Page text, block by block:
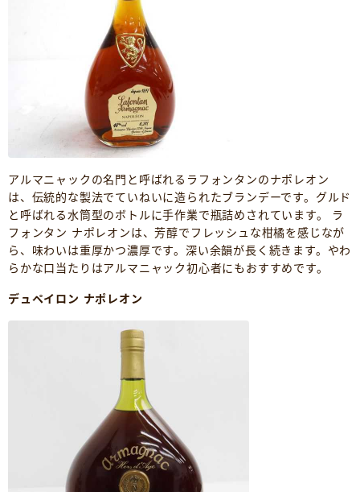
アルマニャックの名門と呼ばれるラフォンタンのナポレオン
は、伝統的な製法でていねいに造られたブランデーです。グルド
と呼ばれる水筒型のボトルに手作業で瓶詰めされています。 ラ
フォンタン ナポレオンは、芳醇でフレッシュな柑橘を感じなが
ら、味わいは重厚かつ濃厚です。深い余韻が長く続きます。やわ
らかな口当たりはアルマニャック初心者にもおすすめです。
デュペイロン ナポレオン